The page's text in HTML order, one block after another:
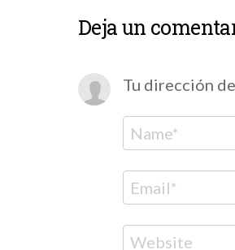
Deja un
Tu dirección
Nombre
Correo
electrónico
Web